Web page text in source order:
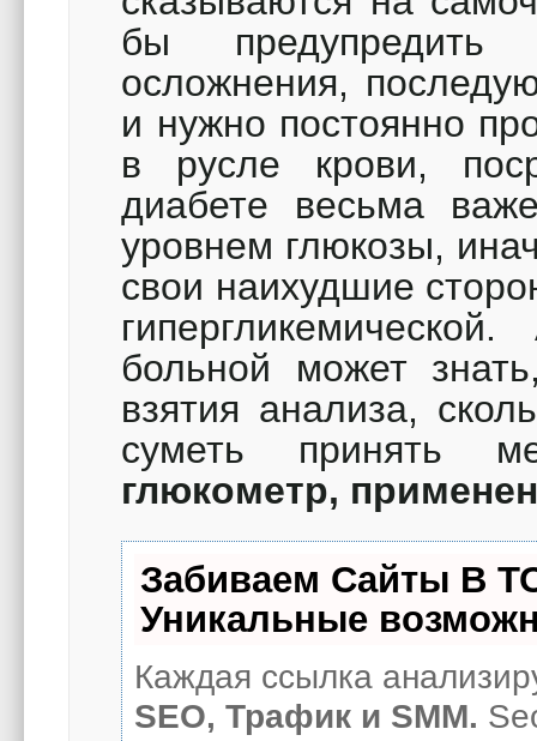
бы
осложнения,
и нужно постоянно
в русле крови,
диабете весьма
уровнем глюкозы,
свои наихудшие
больной может
взятия анализа,
суметь принять
глюкометр,
Забиваем Сайты В
Уникальные
Каждая ссылка
SEO, Трафик и SMM.